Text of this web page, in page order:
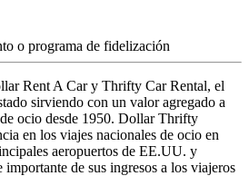
o programa de fidelización
Rent A Car y Thrifty Car Rental, el
sirviendo con un valor agregado a
ocio desde 1950. Dollar Thrifty
en los viajes nacionales de ocio en
aeropuertos de EE.UU. y
de sus ingresos a los viajeros